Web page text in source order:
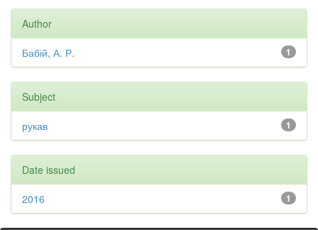
Author
1
Бабій, А. Р.
Subject
1
рукав
Date issued
1
2016